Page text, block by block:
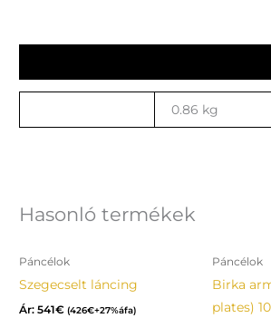
0.86 kg
Hasonló termékek
Páncélok
Szegecselt láncing
Ár: 541€ (426€+27%áfa)
Páncélok
Birka
plates)